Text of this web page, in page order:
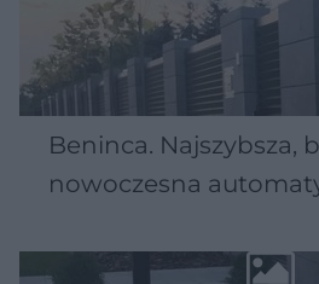
Beninca. Najszybsza,
nowoczesna